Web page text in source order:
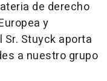
de derecho
y
Stuyck aporta
a nuestro grupo